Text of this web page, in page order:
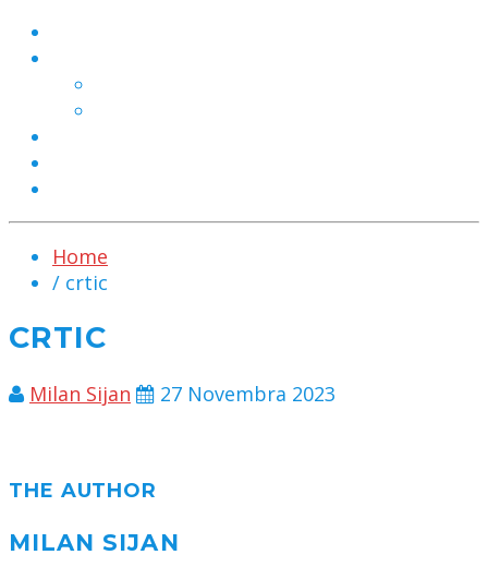
Home
/ crtic
CRTIC
Milan Sijan 27 Novembra 2023
THE AUTHOR
MILAN SIJAN